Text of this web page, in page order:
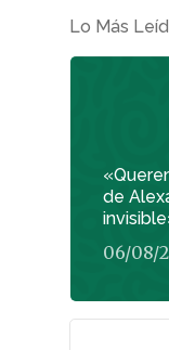
Lo Más
de
06/08/